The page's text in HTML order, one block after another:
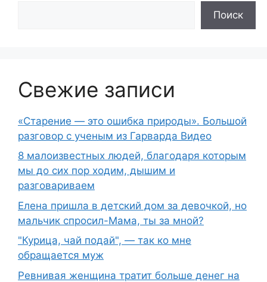
Поиск
Свежие записи
«Старение — это ошибка природы». Большой
разговор с ученым из Гарварда Видео
8 малоизвестных людей, благодаря которым
мы до сих пор ходим, дышим и
разговариваем
Елена пришла в детский дом за девочкой, но
мальчик спросил-Мама, ты за мной?
"Курица, чай подай", — так ко мне
обращается муж
Ревнивая женщина тратит больше денег на